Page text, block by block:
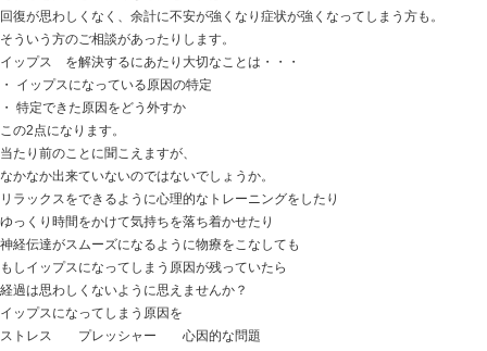
ネコ達のにらみ合い・・・
程々にね
今日の話は
【自律神経失調症】 掴み処がない辛さ…解決に必要な
不定愁訴の症状がある方などのご相談で
「自律神経失調症なんですが、良くなりますか？」
「どんな施術をするのですか？」
というご質問をいただくことがあります。
自律神経系からの体調不良・・・
体がだるい・・・ 重い・・・
やる気が出ない・・・ 気持ちが沈んでしまう・・・